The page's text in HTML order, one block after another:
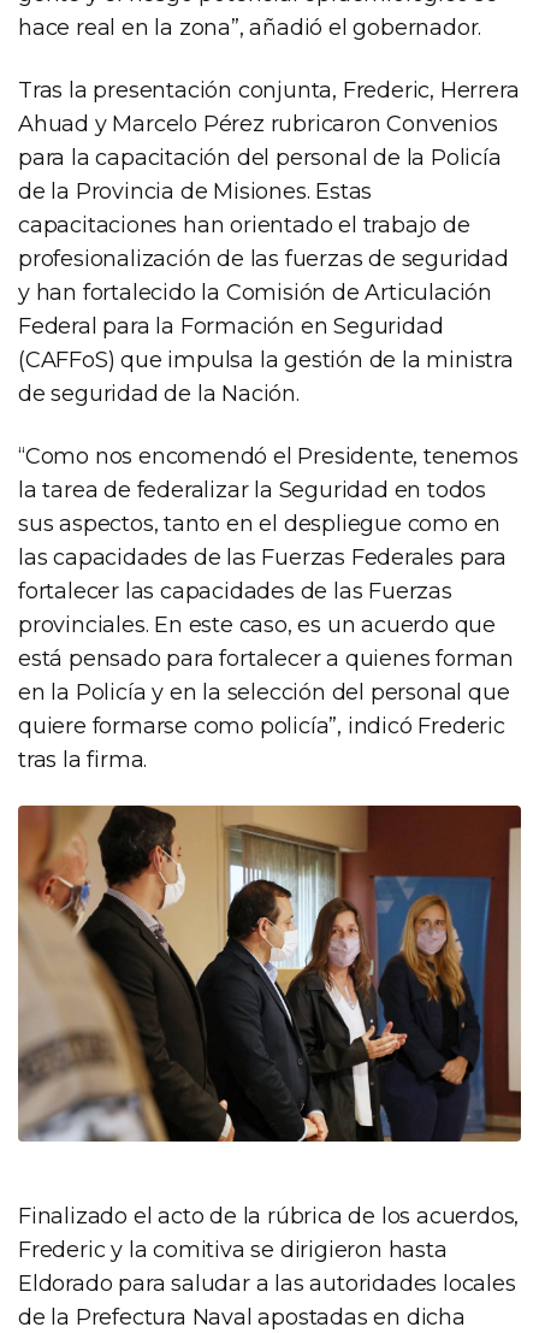
hace real en la zona”, añadió el gobernador.
Tras la presentación conjunta, Frederic, Herrera
Ahuad y Marcelo Pérez rubricaron Convenios
para la capacitación del personal de la Policía
de la Provincia de Misiones. Estas
capacitaciones han orientado el trabajo de
profesionalización de las fuerzas de seguridad
y han fortalecido la Comisión de Articulación
Federal para la Formación en Seguridad
(CAFFoS) que impulsa la gestión de la ministra
de seguridad de la Nación.
“Como nos encomendó el Presidente, tenemos
la tarea de federalizar la Seguridad en todos
sus aspectos, tanto en el despliegue como en
las capacidades de las Fuerzas Federales para
fortalecer las capacidades de las Fuerzas
provinciales. En este caso, es un acuerdo que
está pensado para fortalecer a quienes forman
en la Policía y en la selección del personal que
quiere formarse como policía”, indicó Frederic
tras la firma.
Finalizado el acto de la rúbrica de los acuerdos,
Frederic y la comitiva se dirigieron hasta
Eldorado para saludar a las autoridades locales
de la Prefectura Naval apostadas en dicha